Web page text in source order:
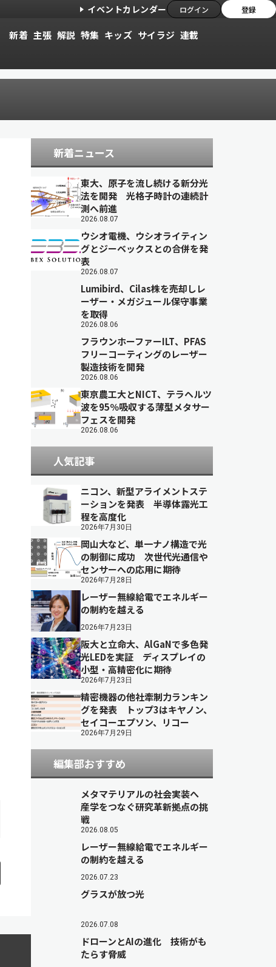
イベントカレンダー ログイン 登録
新着 主張 解説 特集 キッズ サイラジ 連載
新着ニュース
東大、原子を流し続ける新分光
法を開発 光格子時計の連続計
測へ前進
2026.08.07
ウシオ電機、ウシオライティン
グとジーベックスとの合併を発
表
2026.08.07
Lumibird、Cilas株を売却しレ
ーザー・メガジュール保守事業
を取得
2026.08.06
フラウンホーファーILT、PFAS
フリーコーティングのレーザー
製造技術を開発
2026.08.06
東京農工大とNICT、テラヘルツ
波を95％吸収する薄型メタサー
フェスを開発
2026.08.06
人気記事
ニコン、新型アライメントステ
ーションを発表 半導体露光工
程を高度化
2026年7月30日
岡山大など、単一ナノ構造で光
の制御に成功 次世代光通信や
センサーへの応用に期待
2026年7月28日
レーザー無線給電でエネルギー
の制約を越える
2026年7月23日
阪大と立命大、AlGaNで多色発
光LEDを実証 ディスプレイの
小型・高精密化に期待
2026年7月23日
精密機器の他社牽制力ランキン
グを発表 トップ3はキヤノン、
セイコーエプソン、リコー
2026年7月29日
編集部おすすめ
メタマテリアルの社会実装へ
産学をつなぐ研究革新拠点の挑
戦
2026.08.05
レーザー無線給電でエネルギー
の制約を越える
2026.07.23
グラスが放つ光
2026.07.08
ドローンとAIの進化 技術がも
たらす脅威